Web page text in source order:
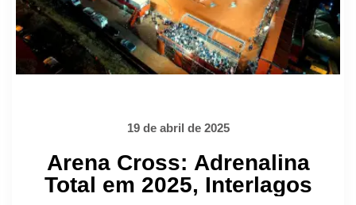
19 de abril de 2025
Arena Cross: Adrenalina
Total em 2025, Interlagos